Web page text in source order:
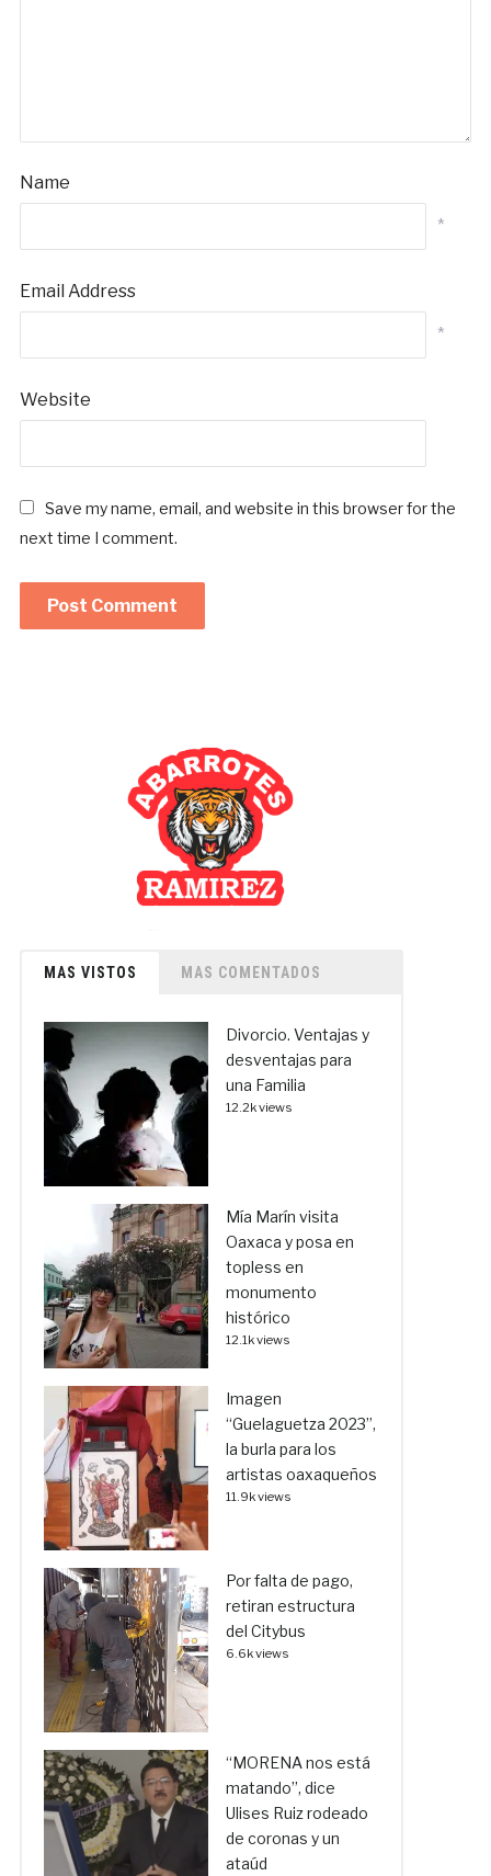
Name
*
Email Address
*
Website
Save my name, email, and website in this browser for the
next time I comment.
MAS VISTOS MAS COMENTADOS
Divorcio. Ventajas y
desventajas para
una Familia
12.2k views
Mía Marín visita
Oaxaca y posa en
topless en
monumento
histórico
12.1k views
Imagen
“Guelaguetza 2023”,
la burla para los
artistas oaxaqueños
11.9k views
Por falta de pago,
retiran estructura
del Citybus
6.6k views
“MORENA nos está
matando”, dice
Ulises Ruiz rodeado
de coronas y un
ataúd